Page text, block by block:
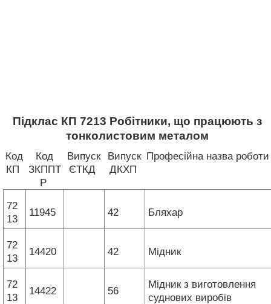
Підклас КП 7213 Робітники, що працюють з
тонколистовим металом
Код
КП
Код
ЗКППТ
Р
Випуск
ЄТКД
Випуск
ДКХП
Професійна назва роботи
72
13
11945 42 Бляхар
72
13
14420 42 Мідник
72
13
14422 56
Мідник з виготовлення
суднових виробів